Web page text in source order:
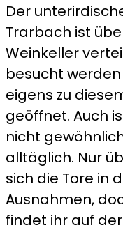
Der
Trarbach ist
Weinkeller
besucht
eigens zu
geöffnet. Auch
nicht
alltäglich. Nur
sich die Tore in
Ausnahmen,
findet ihr auf